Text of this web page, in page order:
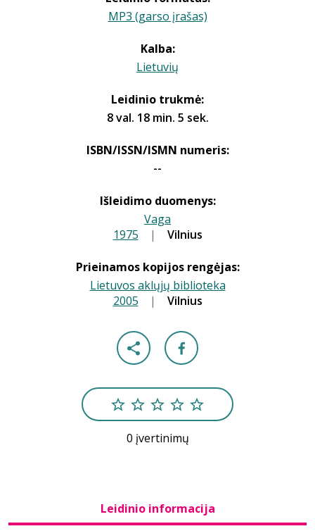
MP3 (garso įrašas)
Kalba:
Lietuvių
Leidinio trukmė:
8 val. 18 min. 5 sek.
ISBN/ISSN/ISMN numeris:
--
Išleidimo duomenys:
Vaga
1975 | Vilnius
Prieinamos kopijos rengėjas:
Lietuvos aklųjų biblioteka
2005 | Vilnius
0 įvertinimų
Leidinio informacija